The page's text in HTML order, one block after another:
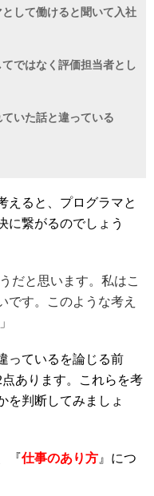
して働けると聞いて入社
ではなく評価担当者とし
いた話と違っている
えると、プログラマと
に繋がるのでしょう
だと思います。私はこ
です。このような考え
っているを論じる前
あります。これらを考
を判断してみましょ
『仕事のあり方 』につ